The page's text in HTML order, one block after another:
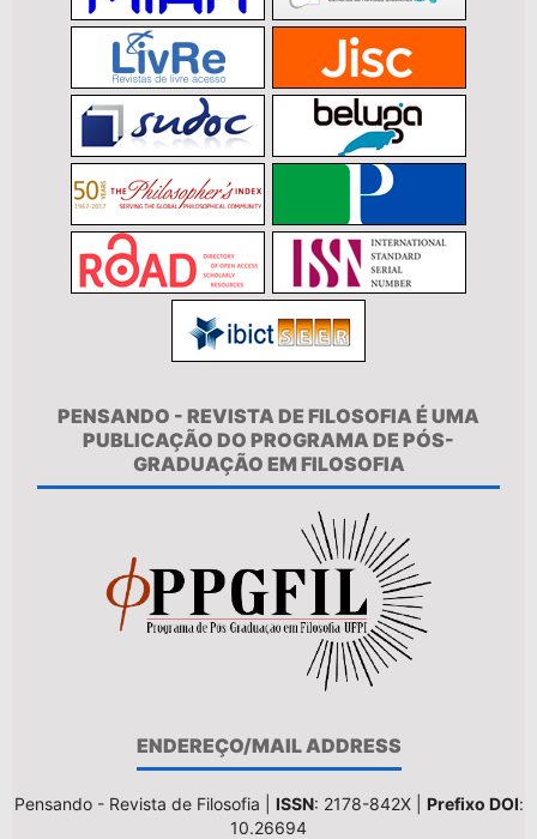
PENSANDO - REVISTA DE FILOSOFIA É UMA
PUBLICAÇÃO DO PROGRAMA DE PÓS-
GRADUAÇÃO EM FILOSOFIA
ENDEREÇO/MAIL ADDRESS
Pensando - Revista de Filosofia | ISSN: 2178-842X | Prefixo DOI:
10.26694